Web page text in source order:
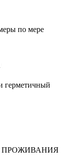
по мере
герметичный